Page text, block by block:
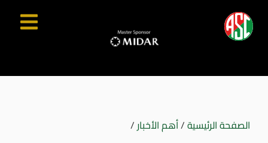
الصفحة الرئيسية/أهم الأخبار/